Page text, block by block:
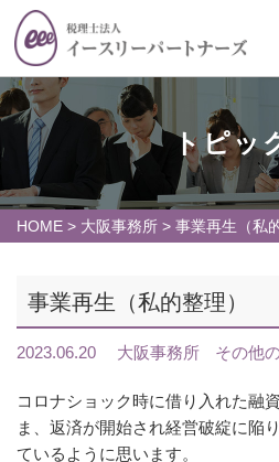
トピッ
HOME > 大阪事務所 > 事業再生（私
事業再生（私的整理）
2023.06.20 大阪事務所 その他
コロナショック時に借り入れた融
ま、返済が開始され経営破綻に陥
ているように思います。